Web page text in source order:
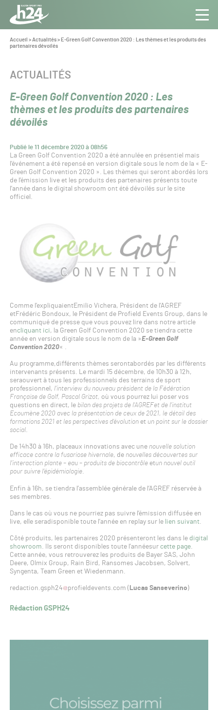
Panneau de gestion des cookies
Aller au contenu
Toute
l’info
du Gazon
Vous
êtes
Accueil >Actualités> E-Green Golf Convention 2020 : Les thèmes et les produits des
partenaires dévoilés
E-Green Golf Convention 2020 : Les
thèmes et les produits des partenaires
dévoilés
Publié le 11 décembre 2020 à 08h56
CATÉGORIE :
ACTUALITÉS
La Green Golf Convention 2020 a été annulée en présentiel mais
l’événement a été repensé en version digitale sous le nom de la « E-
Green Golf Convention 2020 ». Les thèmes qui seront abordés lors
de l’émission live et les produits des partenaires présents toute
l’année dans le digital showroom ont été dévoilés sur le site
officiel.
Comme l’expliquaientEmilio Vichera, Président de l’AGREF
etFrédéric Bondoux, le Président de Profield Events Group, dans le
communiqué de presse que vous pouvez lire dans notre article
encliquant ici, la Green Golf Convention 2020 se tiendra cette
année en version digitale sous le nom de la »E-Green Golf
Convention 2020« .
Au programme,différents thèmes serontabordés par les différents
intervenants présents. Le mardi 15 décembre, de 10h30 à 12h,
seraouvert à tous les professionnels des terrains de sport
professionnel, l’interview du nouveau président de la Fédération
Française de Golf, Pascal Grizot, où vous pourrez lui poser vos
questions en direct, le bilan des projets de l’AGREFet de l’institut
Ecoumène 2020 avec la présentation de ceux de 2021, le détail des
formations 2021 et les perspectives d’évolutionet un point sur le dossier
social.
De 14h30 à 16h, placeaux innovations avec une nouvelle solution
efficace contre la fusariose hivernale, de nouvelles découvertes sur
l’interaction plante – eau – produits de biocontrôleetun nouvel outil
pour suivre l’épidémiologie.
Enfin à 16h, se tiendra l’assemblée générale de l’AGREF réservée à
ses membres.
Dans le cas où vous ne pourriez pas suivre l’émission diffusée en
live, elle seradisponible toute l’année en replay sur le lien suivant.
Côté produits, les partenaires 2020 présenteront les dans le digital
showroom. Ils seront disponibles toute l’annéesur cette page.
Cette année, vous retrouverez les produits de Bayer SAS, John
Deere, Olmix Group, Rain Bird, Ransomes Jacobsen, Solvert,
Syngenta, Team Green et Wiedenmann.
redaction.gsph24 profieldevents.com ( Lucas Sanseverino )
Rédaction GSPH24